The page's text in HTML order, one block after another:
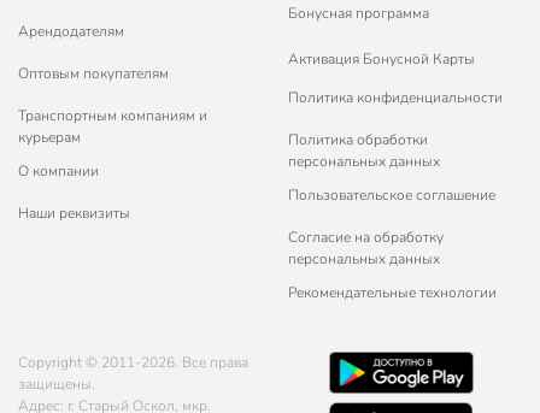
Арендодателям
Оптовым покупателям
Транспортным компаниям и
курьерам
О компании
Наши реквизиты
Бонусная программа
Активация Бонусной Карты
Политика конфиденциальности
Политика обработки
персональных данных
Пользовательское соглашение
Согласие на обработку
персональных данных
Рекомендательные технологии
Copyright © 2011-2026. Все права
защищены.
Адрес: г. Старый Оскол, мкр.